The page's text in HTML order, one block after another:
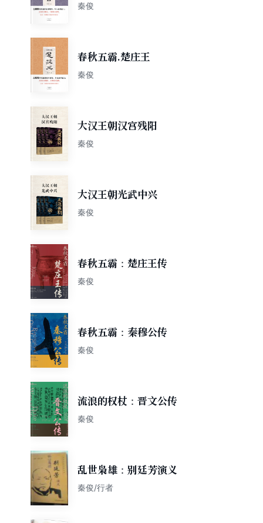
秦俊
春秋五霸.楚庄王
秦俊
大汉王朝汉宫残阳
秦俊
大汉王朝光武中兴
秦俊
春秋五霸：楚庄王传
秦俊
春秋五霸：秦穆公传
秦俊
流浪的权杖：晋文公传
秦俊
乱世枭雄：别廷芳演义
秦俊/行者